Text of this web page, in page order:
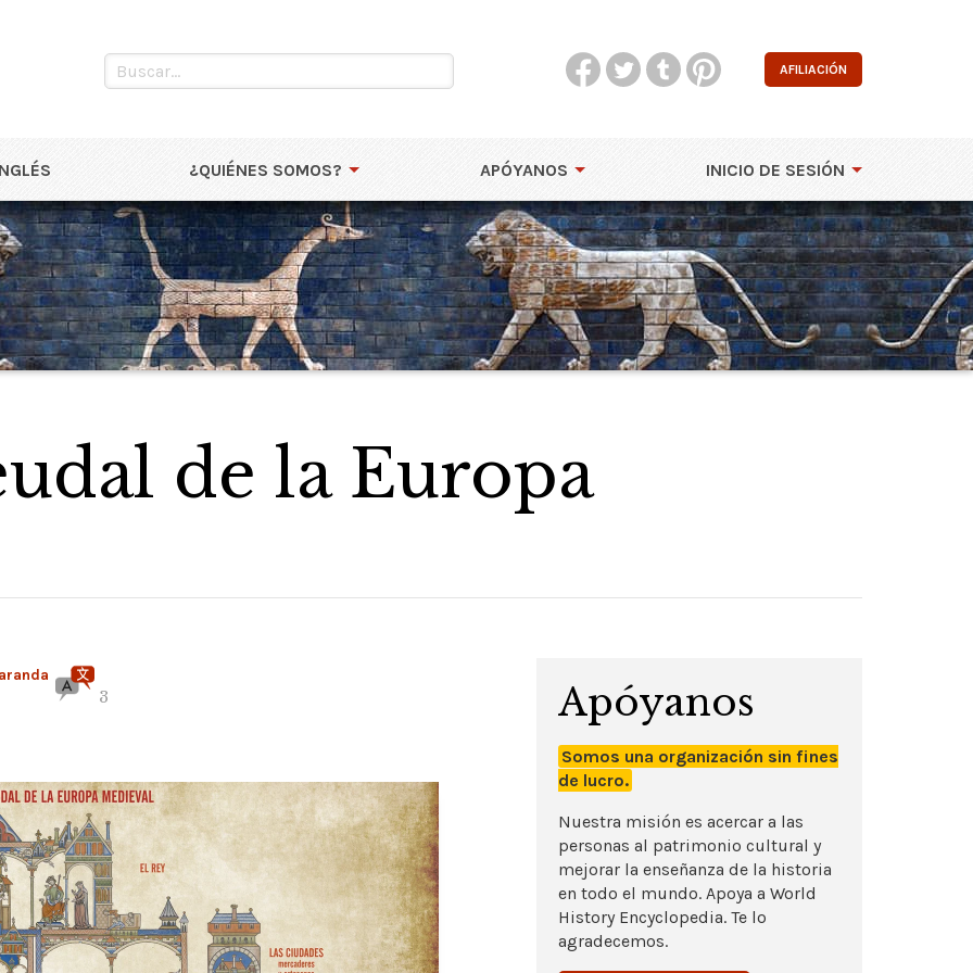
AFILIACIÓN
¿QUIÉNES SOMOS? APÓYANOS INICIO DE SESIÓN
de la Europa
3 Apóyanos
Somos una organización sin fines
de lucro.
Nuestra misión es acercar a las
personas al patrimonio cultural y
mejorar la enseñanza de la historia
en todo el mundo. Apoya a World
History Encyclopedia. Te lo
agradecemos.